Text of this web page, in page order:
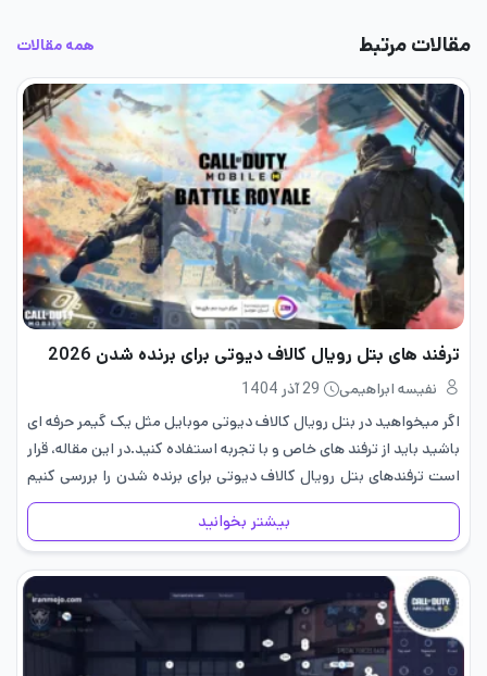
مقالات مرتبط همه مقالات
ترفند های بتل رویال کالاف دیوتی برای برنده شدن 2026
نفیسه ابراهیمی
29 آذر 1404
اگر میخواهید در بتل رویال کالاف دیوتی موبایل مثل یک گیمر حرفه ای
باشید باید از ترفند های خاص و با تجربه استفاده کنید.در این مقاله، قرار
است ترفندهای بتل رویال کالاف دیوتی برای برنده شدن را بررسی کنیم
نکاتی…
بیشتر بخوانید